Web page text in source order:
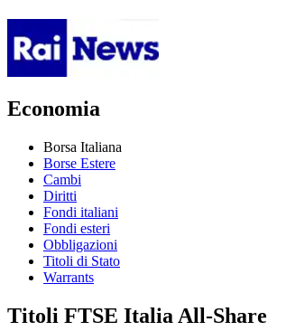
Economia
Borsa Italiana
Borse Estere
Cambi
Diritti
Fondi italiani
Fondi esteri
Obbligazioni
Titoli di Stato
Warrants
Titoli FTSE Italia All-Share